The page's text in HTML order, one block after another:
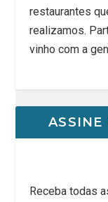
restaurantes
realizamos.
vinho com a
ASSINE
Receba todas